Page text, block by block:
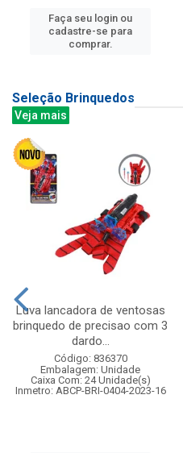
Faça seu login ou
cadastre-se para
comprar.
Seleção Brinquedos
Veja mais
Luva lancadora de ventosas
brinquedo de precisao com 3
dardo...
Código: 836370
Embalagem: Unidade
Caixa Com: 24 Unidade(s)
Inmetro: ABCP-BRI-0404-2023-16